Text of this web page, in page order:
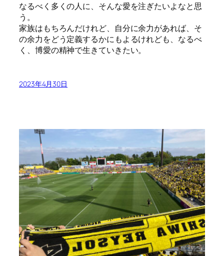
なるべく多くの人に、そんな愛を注ぎたいよなと思
う。
家族はもちろんだけれど、自分に余力があれば、そ
の余力をどう定義するかにもよるけれども、なるべ
く、博愛の精神で生きていきたい。
2023年4月30日